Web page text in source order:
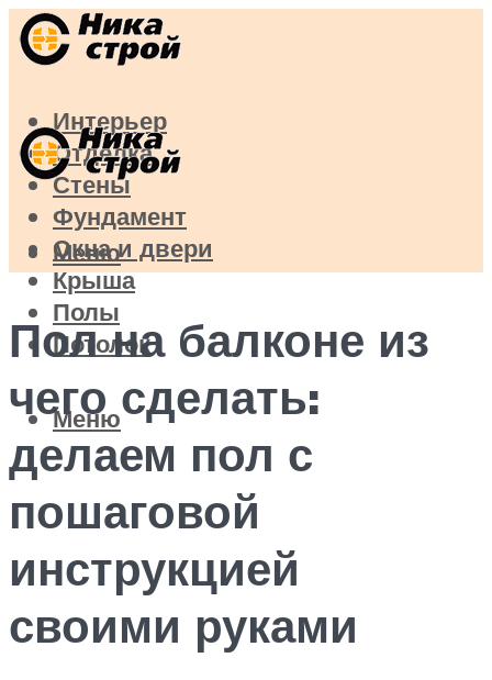
Интерьер
Отделка
Стены
Фундамент
Окна и двери
Крыша
Полы
Потолок
Меню
Меню
Пол на балконе из
чего сделать:
делаем пол с
пошаговой
инструкцией
своими руками